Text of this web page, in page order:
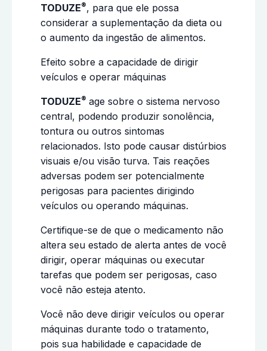
TODUZE®, para que ele possa
considerar a suplementação da dieta ou
o aumento da ingestão de alimentos.
Efeito sobre a capacidade de dirigir
veículos e operar máquinas
TODUZE® age sobre o sistema nervoso
central, podendo produzir sonolência,
tontura ou outros sintomas
relacionados. Isto pode causar distúrbios
visuais e/ou visão turva. Tais reações
adversas podem ser potencialmente
perigosas para pacientes dirigindo
veículos ou operando máquinas.
Certifique-se de que o medicamento não
altera seu estado de alerta antes de você
dirigir, operar máquinas ou executar
tarefas que podem ser perigosas, caso
você não esteja atento.
Você não deve dirigir veículos ou operar
máquinas durante todo o tratamento,
pois sua habilidade e capacidade de